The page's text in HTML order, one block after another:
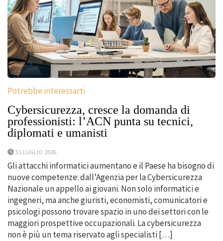
Potrebbe interessarti
Cybersicurezza, cresce la domanda di
professionisti: l’ACN punta su tecnici,
diplomati e umanisti
31 LUGLIO 2026
Gli attacchi informatici aumentano e il Paese ha bisogno di
nuove competenze: dall’Agenzia per la Cybersicurezza
Nazionale un appello ai giovani. Non solo informatici e
ingegneri, ma anche giuristi, economisti, comunicatori e
psicologi possono trovare spazio in uno dei settori con le
maggiori prospettive occupazionali. La cybersicurezza
non è più un tema riservato agli specialisti […]